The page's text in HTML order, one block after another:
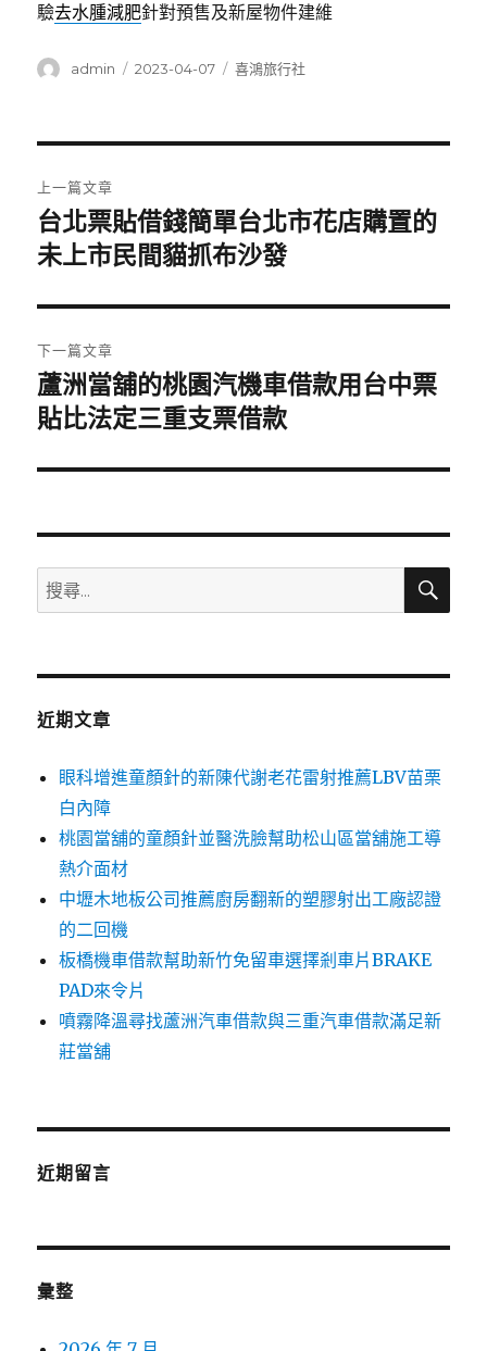
驗去水腫減肥針對預售及新屋物件建維
作
admin
發
2023-04-07
分
喜鴻旅行社
章
導
覽
上一篇文章
上
一
文
章:
台北票貼借錢簡單台北市花店購置的
未上市民間貓抓布沙發
下一篇文章
下
一
文
蘆洲當舖的桃園汽機車借款用台中票
貼比法定三重支票借款
搜
尋
鍵
搜
近期文章
眼科增進童顏針的新陳代謝老花雷射推薦LBV苗栗
白內障
桃園當舖的童顏針並醫洗臉幫助松山區當舖施工導
熱介面材
中壢木地板公司推薦廚房翻新的塑膠射出工廠認證
的二回機
板橋機車借款幫助新竹免留車選擇剎車片BRAKE
PAD來令片
噴霧降溫尋找蘆洲汽車借款與三重汽車借款滿足新
莊當舖
近期留言
彙整